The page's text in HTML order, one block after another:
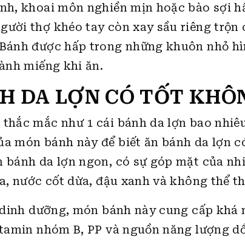
khoai môn nghiền mịn hoặc bào sợi
thợ khéo tay còn xay sầu riêng trộn
được hấp trong những khuôn nhỏ
miếng khi ăn.
DA LỢN CÓ TỐT
thắc mắc như 1 cái bánh da lợn bao
món bánh này để biết ăn bánh da lợn
bánh da lợn ngon, có sự góp mặt của
nước cốt dừa, đậu xanh và không thể
dưỡng, món bánh này cung cấp khá
nhóm B, PP và nguồn năng lượng